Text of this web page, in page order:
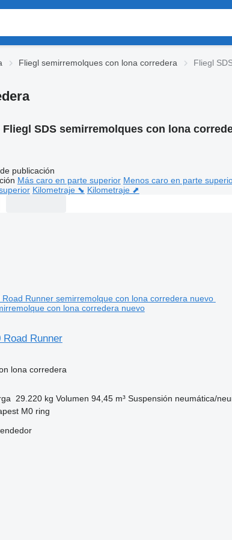
Fliegl semirremolques con lona corredera Fliegl
Fliegl SDS semirremolques con lona
publicación
Más caro en parte superior Menos caro en parte
Kilometraje ⬊ Kilometraje ⬈
con lona corredera nuevo
Road Runner
lona corredera
29.220 kg Volumen 94,45 m³ Suspensión neumática/
M0 ring